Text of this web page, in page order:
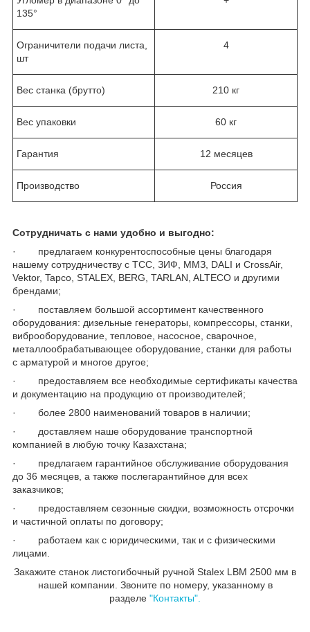
135°
Ограничители подачи листа,
шт
4
Вес станка (брутто) 210 кг
Вес упаковки 60 кг
Гарантия 12 месяцев
Производство Россия
Сотрудничать с нами удобно и выгодно:
· предлагаем конкурентоспособные цены благодаря
нашему сотрудничеству с ТСС, ЗИФ, ММЗ, DALI и CrossAir,
Vektor, Tapco, STALEX, BERG, TARLAN, ALTECO и другими
брендами;
· поставляем большой ассортимент качественного
оборудования: дизельные генераторы, компрессоры, станки,
виброоборудование, тепловое, насосное, сварочное,
металлообрабатывающее оборудование, станки для работы
с арматурой и многое другое;
· предоставляем все необходимые сертификаты качества
и документацию на продукцию от производителей;
· более 2800 наименований товаров в наличии;
· доставляем наше оборудование транспортной
компанией в любую точку Казахстана;
· предлагаем гарантийное обслуживание оборудования
до 36 месяцев, а также послегарантийное для всех
заказчиков;
· предоставляем сезонные скидки, возможность отсрочки
и частичной оплаты по договору;
· работаем как с юридическими, так и с физическими
лицами.
Закажите станок листогибочный ручной Stalex LBM 2500 мм в
нашей компании. Звоните по номеру, указанному в
разделе "Контакты".